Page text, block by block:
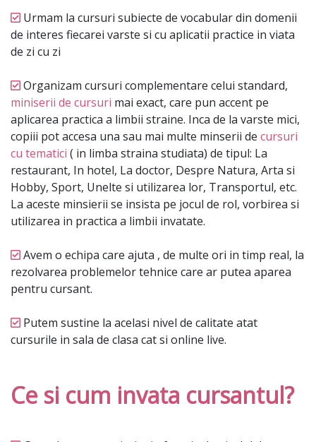
Urmam la cursuri subiecte de vocabular din domenii
de interes fiecarei varste si cu aplicatii practice in viata
de zi cu zi
Organizam cursuri complementare celui standard,
miniserii de cursuri mai exact, care pun accent pe
aplicarea practica a limbii straine. Inca de la varste mici,
copiii pot accesa una sau mai multe minserii de cursuri
cu tematici ( in limba straina studiata) de tipul: La
restaurant, In hotel, La doctor, Despre Natura, Arta si
Hobby, Sport, Unelte si utilizarea lor, Transportul, etc.
La aceste minsierii se insista pe jocul de rol, vorbirea si
utilizarea in practica a limbii invatate.
Avem o echipa care ajuta , de multe ori in timp real, la
rezolvarea problemelor tehnice care ar putea aparea
pentru cursant.
Putem sustine la acelasi nivel de calitate atat
cursurile in sala de clasa cat si online live.
Ce si cum invata cursantul?